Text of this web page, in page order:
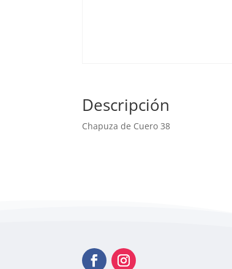
Descripción
Chapuza de Cuero 38